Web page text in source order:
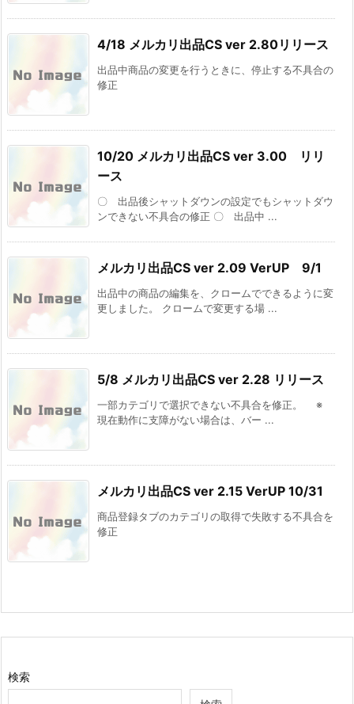
4/18 メルカリ出品CS ver 2.80リリース
出品中商品の変更を行うときに、停止する不具合の
修正
10/20 メルカリ出品CS ver 3.00 リリ
ース
〇 出品後シャットダウンの設定でもシャットダウ
ンできない不具合の修正 〇 出品中 ...
メルカリ出品CS ver 2.09 VerUP 9/1
出品中の商品の編集を、クロームでできるように変
更しました。 クロームで変更する場 ...
5/8 メルカリ出品CS ver 2.28 リリース
一部カテゴリで選択できない不具合を修正。 ※
現在動作に支障がない場合は、バー ...
メルカリ出品CS ver 2.15 VerUP 10/31
商品登録タブのカテゴリの取得で失敗する不具合を
修正
検索